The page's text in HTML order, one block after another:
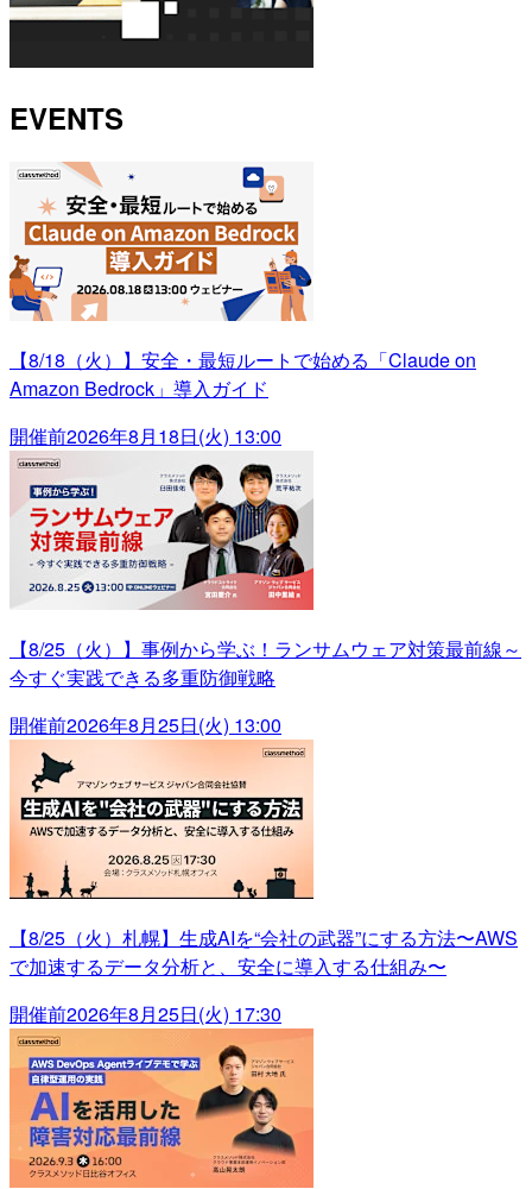
EVENTS
【8/18（火）】安全・最短ルートで始める「Claude on
Amazon Bedrock」導入ガイド
開催前2026年8月18日(火) 13:00
【8/25（火）】事例から学ぶ！ランサムウェア対策最前線～
今すぐ実践できる多重防御戦略
開催前2026年8月25日(火) 13:00
【8/25（火）札幌】生成AIを“会社の武器”にする方法〜AWS
で加速するデータ分析と、安全に導入する仕組み〜
開催前2026年8月25日(火) 17:30